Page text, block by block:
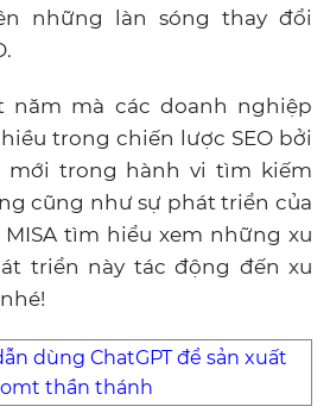
những làn sóng thay đổi
năm mà các doanh nghiệp
trong chiến lược SEO bởi
mới trong hành vi tìm kiếm
cũng như sự phát triển của
MISA tìm hiểu xem những xu
triển này tác động đến xu
dùng ChatGPT để sản xuất
thần thánh